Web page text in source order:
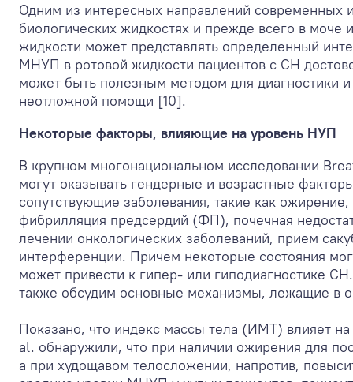
Одним из интересных направлений современных
биологических жидкостях и прежде всего в
жидкости может представлять определенный
МНУП в ротовой жидкости пациентов с СН
может быть полезным методом для диагностики
неотложной помощи [10].
Некоторые факторы, влияющие на уровень НУП
В крупном многонациональном исследовании
могут оказывать гендерные и возрастные
сопутствующие заболевания, такие как
фибрилляция предсердий (ФП), почечная
лечении онкологических заболеваний, прием
интерференции. Причем некоторые состояния
может привести к гипер- или гиподиагностике
также обсудим основные механизмы, лежащие в
Показано, что индекс массы тела (ИМТ) влияет
al. обнаружили, что при наличии ожирения для
а при худощавом телосложении, напротив,